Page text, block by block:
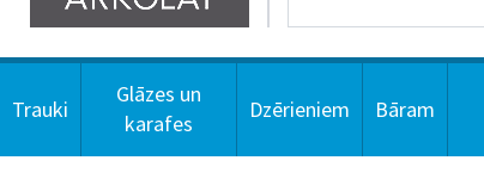
Trauki
Glāzes un
karafes
Dzērieniem Bāram